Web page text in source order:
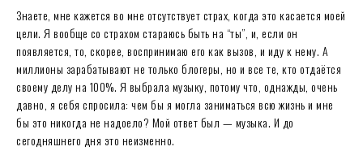
Знаете, мне кажется во мне отсутствует страх, когда это касается моей
цели. Я вообще со страхом стараюсь быть на “ты”, и, если он
появляется, то, скорее, воспринимаю его как вызов, и иду к нему. А
миллионы зарабатывают не только блогеры, но и все те, кто отдаётся
своему делу на 100%. Я выбрала музыку, потому что, однажды, очень
давно, я себя спросила: чем бы я могла заниматься всю жизнь и мне
бы это никогда не надоело? Мой ответ был — музыка. И до
сегодняшнего дня это неизменно.